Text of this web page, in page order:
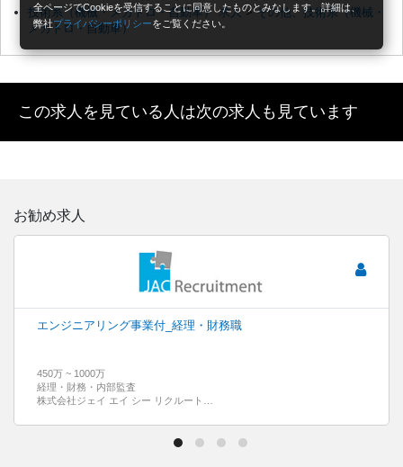
全ページでCookieを受信することに同意したものとみなします。詳細は、
弊社プライバシーポリシーをご覧ください。
技術系（機械・メカトロ・自動車） 求人>その他、技術系（機械・
メカトロ・自動車）
この求人を見ている人は次の求人も見ています
お勧め求人
エンジニアリング事業付_経理・財務職
450万 ~ 1000万
経理・財務・内部監査